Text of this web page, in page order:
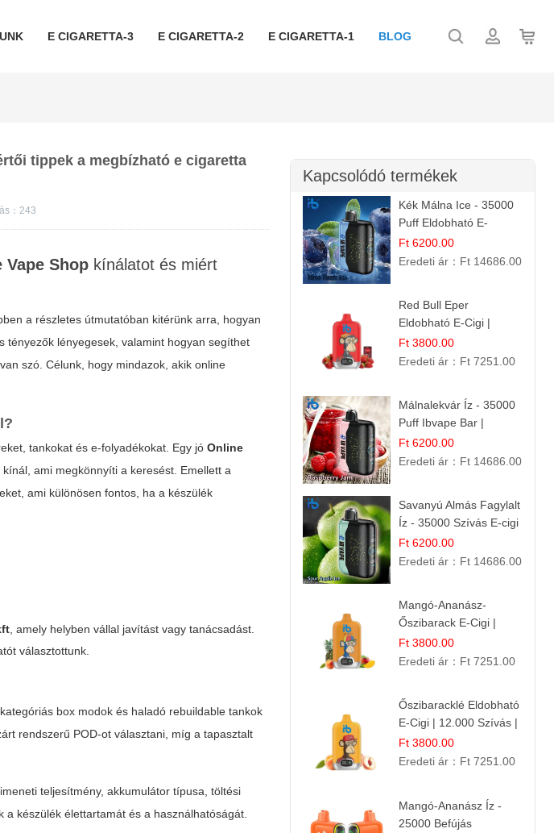
E CIGARETTA-3 E CIGARETTA-2 E CIGARETTA-1 BLOG
tippek a megbízható e cigaretta
：243
Vape Shop kínálatot és miért
a részletes útmutatóban kitérünk arra, hogyan
tényezők lényegesek, valamint hogyan segíthet
szó. Célunk, hogy mindazok, akik online
tankokat és e-folyadékokat. Egy jóOnline
ami megkönnyíti a keresést. Emellett a
ami különösen fontos, ha a készülék
, amely helyben vállal javítást vagy tanácsadást.
választottunk.
box modok és haladó rebuildable tankok
rendszerű POD-ot választani, míg a tapasztalt
teljesítmény, akkumulátor típusa, töltési
készülék élettartamát és a használhatóságát.
Kapcsolódó termékek
Kék Málna Ice - 35000
Puff Eldobható E-
cigaretta | Élénkítő
Gyümölcsös
Ft 6200.00
Eredeti ár： Ft 14686.00
Red Bull Eper
Eldobható E-Cigi |
Energiaital Íz | Készülék
Használat
Ft 3800.00
Eredeti ár： Ft 7251.00
Málnalekvár Íz - 35000
Puff Ibvape Bar |
Gazdag Gyümölcsös
Ízélmény!
Ft 6200.00
Eredeti ár： Ft 14686.00
Savanyú Almás Fagylalt
Íz - 35000 Szívás E-cigi
Ft 6200.00
Eredeti ár： Ft 14686.00
Mangó-Ananász-
Őszibarack E-Cigi |
12.000 Befújás |
Tropikus Gyümölcs Íz
Ft 3800.00
Eredeti ár： Ft 7251.00
Őszibaracklé Eldobható
E-Cigi | 12.000 Szívás |
Frissítő Barack Íz
Ft 3800.00
Eredeti ár： Ft 7251.00
Mangó-Ananász Íz -
25000 Befújás